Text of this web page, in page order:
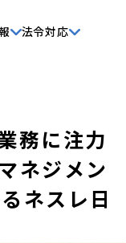
法令対応
務に注力
ネジメン
ネスレ日